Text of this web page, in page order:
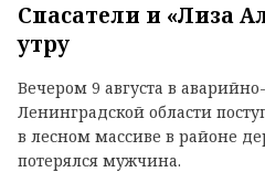
Спасатели и «Лиза
утру
Вечером 9 августа в
Ленинградской области
в лесном массиве в районе
потерялся мужчина.